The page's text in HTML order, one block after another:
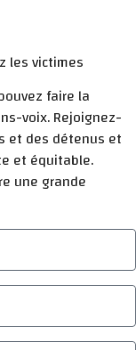
les victimes
faire la
voix. Rejoignez-
et des détenus et
et équitable.
une grande